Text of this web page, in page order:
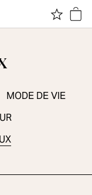
MODE DE VIE